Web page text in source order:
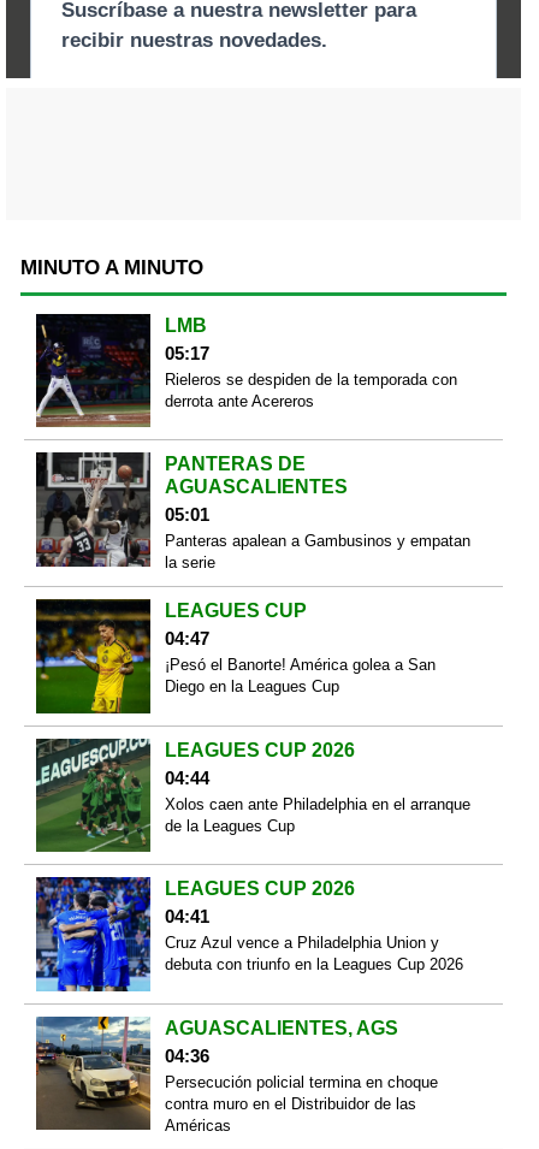
MINUTO A MINUTO
LMB
05:17
Rieleros se despiden de la temporada con
derrota ante Acereros
PANTERAS DE
AGUASCALIENTES
05:01
Panteras apalean a Gambusinos y empatan
la serie
LEAGUES CUP
04:47
¡Pesó el Banorte! América golea a San
Diego en la Leagues Cup
LEAGUES CUP 2026
04:44
Xolos caen ante Philadelphia en el arranque
de la Leagues Cup
LEAGUES CUP 2026
04:41
Cruz Azul vence a Philadelphia Union y
debuta con triunfo en la Leagues Cup 2026
AGUASCALIENTES, AGS
04:36
Persecución policial termina en choque
contra muro en el Distribuidor de las
Américas